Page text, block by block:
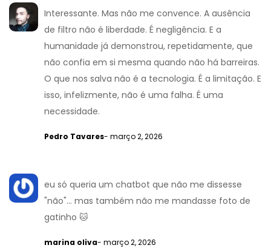
Interessante. Mas não me convence. A ausência
de filtro não é liberdade. É negligência. E a
humanidade já demonstrou, repetidamente, que
não confia em si mesma quando não há barreiras.
O que nos salva não é a tecnologia. É a limitação. E
isso, infelizmente, não é uma falha. É uma
necessidade.
Pedro Tavares- março 2, 2026
eu só queria um chatbot que não me dissesse
"não"... mas também não me mandasse foto de
gatinho 🐱
marina oliva- março 2, 2026